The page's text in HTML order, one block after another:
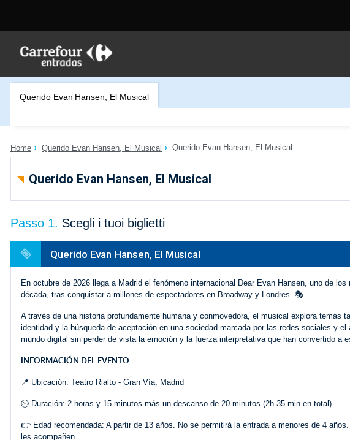
Querido Evan Hansen, El Musical
Home Querido Evan Hansen, El Musical Querido Evan Hansen, El Musical
Querido Evan Hansen, El Musical
Passo 1. Scegli i tuoi biglietti
Querido Evan Hansen, El Musical
En octubre de 2026 llega a Madrid el fenómeno internacional Dear Evan Hansen, uno de
década, tras conquistar a millones de espectadores en Broadway y Londres. 🎭
A través de una historia profundamente humana y conmovedora, el musical explora temas
identidad y la búsqueda de aceptación en una sociedad marcada por las redes sociales y
mundo digital sin perder de vista la emoción y la fuerza interpretativa que han convertido a
INFORMACIÓN DEL EVENTO
📍 Ubicación: Teatro Rialto - Gran Vía, Madrid
🕙 Duración: 2 horas y 15 minutos más un descanso de 20 minutos (2h 35 min en total).
👉 Edad recomendada: A partir de 13 años. No se permitirá la entrada a menores de 4
les acompañen.